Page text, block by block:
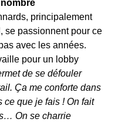
principalement
se passionnent pour ce
avec les années.
pour un lobby
de se défouler
Ça me conforte dans
ce que je fais ! On fait
On se charrie